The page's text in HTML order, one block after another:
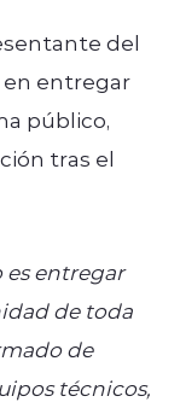
del
en entregar
público,
tras el
entregar
de toda
de
técnicos,